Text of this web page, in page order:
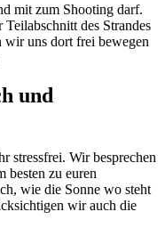
mit zum Shooting darf.
des Strandes
wir uns dort frei bewegen
und
stressfrei. Wir besprechen
besten zu euren
wie die Sonne wo steht
wir auch die